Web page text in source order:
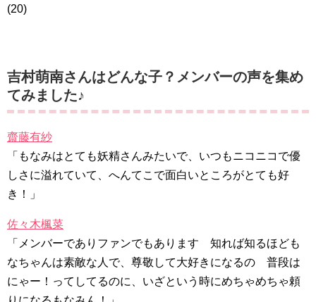
(20)
吉村萌南さんはどんな子？メンバーの声を集め
てみました♪
齋藤有紗
「もなみはとても妖精さんみたいで、いつもニコニコで優
しさに溢れていて、へんてこで面白いところがとても好
き！」
佐々木楓菜
「メンバーでありファンでもあります 知れば知るほども
なちゃんは素敵な人で、尊敬して大好きになるの 普段は
にゃー！ってしてるのに、いざという時にめちゃめちゃ頼